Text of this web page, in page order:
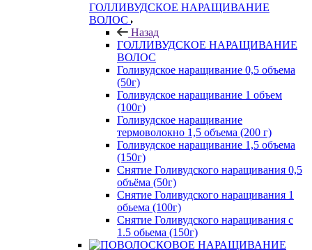
ГОЛЛИВУДСКОЕ НАРАЩИВАНИЕ
ВОЛОС
Назад
ГОЛЛИВУДСКОЕ НАРАЩИВАНИЕ
ВОЛОС
Голивудское наращивание 0,5 объема
(50г)
Голивудское наращивание 1 объем
(100г)
Голивудское наращивание
термоволокно 1,5 объема (200 г)
Голивудское наращивание 1,5 объема
(150г)
Снятие Голивудского наращивания 0,5
объёма (50г)
Снятие Голивудского наращивания 1
обьема (100г)
Снятие Голивудского наращивания с
1.5 обьема (150г)